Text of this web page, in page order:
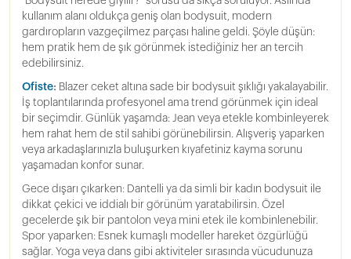
kullanım alanı oldukça geniş olan bodysuit, modern
gardıropların vazgeçilmez parçası haline geldi. Şöyle düşün:
hem pratik hem de şık görünmek istediğiniz her an tercih
edebilirsiniz.
Ofiste: Blazer ceket altına sade bir bodysuit şıklığı yakalayabilir.
İş toplantılarında profesyonel ama trend görünmek için ideal
bir seçimdir. Günlük yaşamda: Jean veya etekle kombinleyerek
hem rahat hem de stil sahibi görünebilirsin. Alışveriş yaparken
veya arkadaşlarınızla buluşurken kıyafetiniz kayma sorunu
yaşamadan konfor sunar.
Gece dışarı çıkarken: Dantelli ya da simli bir kadın bodysuit ile
dikkat çekici ve iddialı bir görünüm yaratabilirsin. Özel
gecelerde şık bir pantolon veya mini etek ile kombinlenebilir.
Spor yaparken: Esnek kumaşlı modeller hareket özgürlüğü
sağlar. Yoga veya dans gibi aktiviteler sırasında vücudunuza